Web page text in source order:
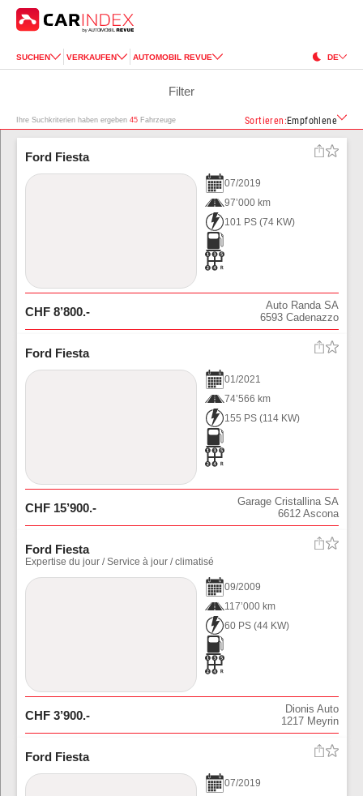
SUCHEN VERKAUFEN AUTOMOBIL REVUE DE
Filter
Ihre Suchkriterien haben ergeben 45 Fahrzeuge Sortieren : Empfohlene
Ford Fiesta
07/2019
97’000 km
101 PS (74 KW)
CHF 8’800.-
Auto Randa SA
6593 Cadenazzo
Ford Fiesta
01/2021
74’566 km
155 PS (114 KW)
CHF 15’900.-
Garage Cristallina SA
6612 Ascona
Ford Fiesta
Expertise du jour / Service à jour / climatisé
09/2009
117’000 km
60 PS (44 KW)
CHF 3’900.-
Dionis Auto
1217 Meyrin
Ford Fiesta
07/2019